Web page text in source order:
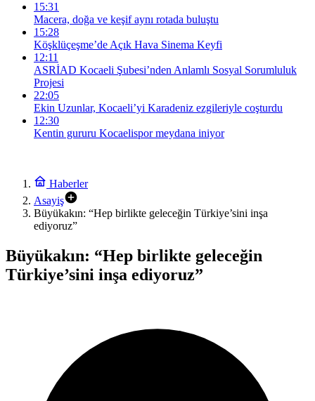
15:31
Macera, doğa ve keşif aynı rotada buluştu
15:28
Köşklüçeşme’de Açık Hava Sinema Keyfi
12:11
ASRİAD Kocaeli Şubesi’nden Anlamlı Sosyal Sorumluluk
Projesi
22:05
Ekin Uzunlar, Kocaeli’yi Karadeniz ezgileriyle coşturdu
12:30
Kentin gururu Kocaelispor meydana iniyor
Haberler
Asayiş
Büyükakın: “Hep birlikte geleceğin Türkiye’sini inşa
ediyoruz”
Büyükakın: “Hep birlikte geleceğin
Türkiye’sini inşa ediyoruz”